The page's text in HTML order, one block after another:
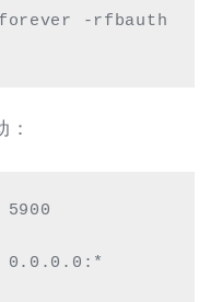
-rfbauth
0.0.0.0:*